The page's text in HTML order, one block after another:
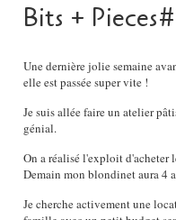
Bits +
Une dernière jolie semaine
elle est passée super vite !
Je suis allée faire un atelier
génial.
On a réalisé l'exploit d'acheter
Demain mon blondinet aura 4
Je cherche activement une